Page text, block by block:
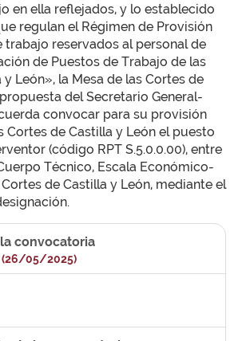
en ella reflejados, y lo establecido
regulan el Régimen de Provisión
trabajo reservados al personal de
de Puestos de Trabajo de las
León», la Mesa de las Cortes de
del Secretario General-
convocar para su provisión
Cortes de Castilla y León el puesto
(código RPT S.5.0.0.00), entre
Técnico, Escala Económico-
de Castilla y León, mediante el
convocatoria
(26/05/2025)